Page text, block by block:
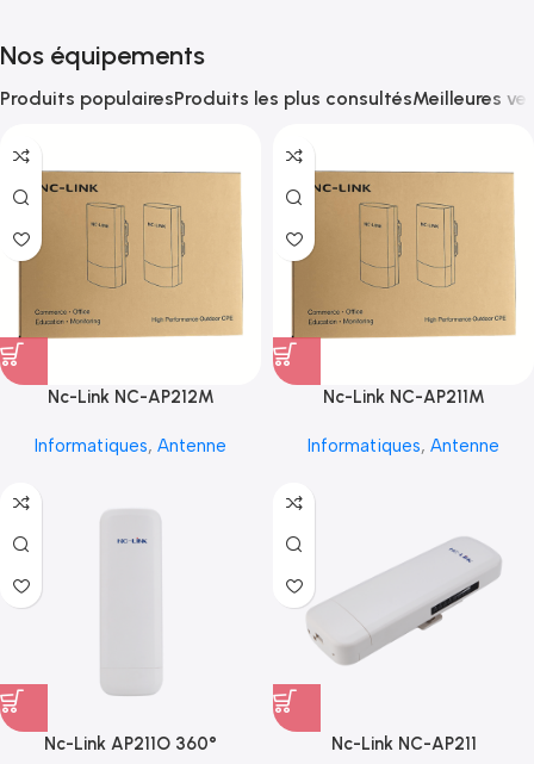
Nos équipements
Produits populairesProduits les plus consultésMeilleures
Nc-Link NC-AP212M
Informatiques, Antenne
Nc-Link NC-AP211M
Informatiques, Antenne
Nc-Link AP211O 360° Nc-Link NC-AP211